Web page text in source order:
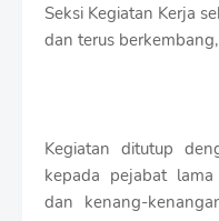
Seksi Kegiatan Kerja
dan terus
Kegiatan ditutup
kepada pejabat
dan kenang-